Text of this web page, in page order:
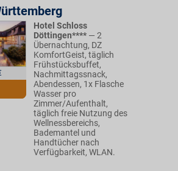
Hotel Schloss
Döttingen**** — 2
Übernachtung, DZ
KomfortGeist, täglich
Frühstücksbuffet,
Nachmittagssnack,
Abendessen, 1x Flasche
Wasser pro
Zimmer/Aufenthalt,
täglich freie Nutzung des
Wellnessbereichs,
Bademantel und
Handtücher nach
Verfügbarkeit, WLAN.